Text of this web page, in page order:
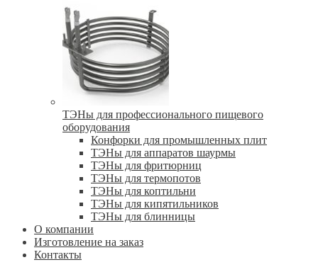
ТЭНы для профессионального пищевого
оборудования
Конфорки для промышленных плит
ТЭНы для аппаратов шаурмы
ТЭНы для фритюрниц
ТЭНы для термопотов
ТЭНы для коптильни
ТЭНы для кипятильников
ТЭНы для блинницы
О компании
Изготовление на заказ
Контакты